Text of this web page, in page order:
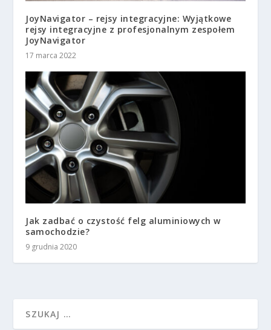
JoyNavigator – rejsy integracyjne: Wyjątkowe
rejsy integracyjne z profesjonalnym zespołem
JoyNavigator
17 marca 2022
Jak zadbać o czystość felg aluminiowych w
samochodzie?
9 grudnia 2020